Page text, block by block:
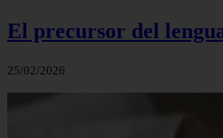
El precursor del
25/02/2026